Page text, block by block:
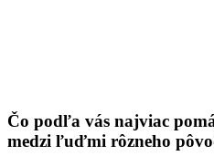
Čo podľa vás najviac
medzi ľuďmi rôzneho